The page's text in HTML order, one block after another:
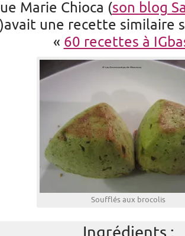
Marie Chioca (son blog
)avait une recette similaire
« 60 recettes à
Soufflés aux brocolis